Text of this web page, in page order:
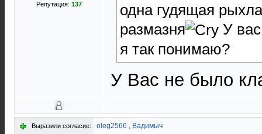
Репутация: 137
одна гудящая
размазня
У
я так понимаю?
У Вас не было
Выразили согласие: oleg2566 , Вадимыч